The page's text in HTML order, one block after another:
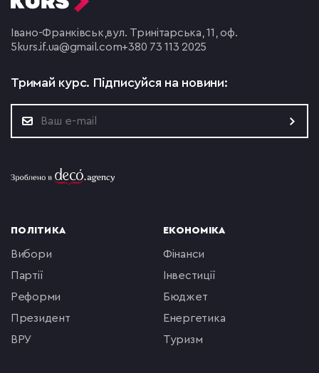
Івано-Франківськ, вул. Тринітарська, 11, оф.
5 kurs.if.ua@gmail.com+380 73 113 2025
Тримай курс. Підписуйся на новини:
ПОЛІТИКА
вибори
партії
реформи
президент
ВРУ
ЕКОНОМІКА
фінанси
інвестиції
бюджет
енергетика
туризм